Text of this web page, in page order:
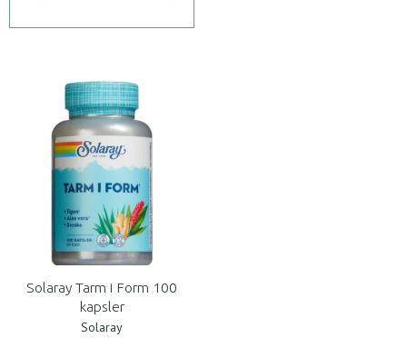
Solaray Tarm i Form 100
kapsler
Solaray